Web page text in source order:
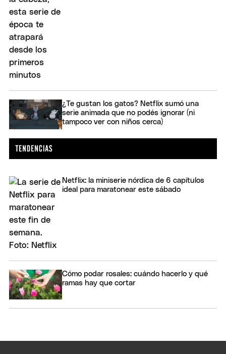
¿Te gustan los gatos? Netflix sumó una
serie animada que no podés ignorar (ni
tampoco ver con niños cerca)
Netflix: la miniserie nórdica de 6 capítulos
ideal para maratonear este sábado
Cómo podar rosales: cuándo hacerlo y qué
ramas hay que cortar